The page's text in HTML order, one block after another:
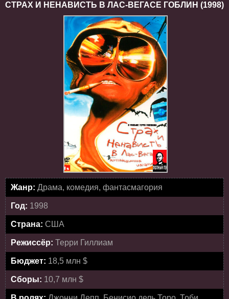
СТРАХ И НЕНАВИСТЬ В ЛАС-ВЕГАСЕ ГОБЛИН (1998)
Жанр: Драма, комедия, фантасмагория
Год: 1998
Страна: США
Режиссёр: Терри Гиллиам
Бюджет: 18,5 млн $
Сборы: 10,7 млн $